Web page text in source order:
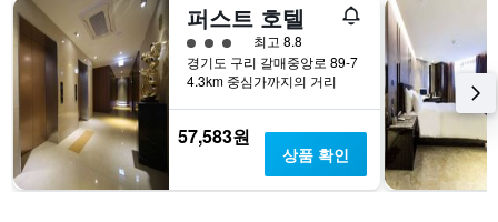
퍼스트 호텔
3​성급
최고 8.8
경기도 구리 갈매중앙로 89-7
4.3km 중심가까지의 거리
57,583원
상품 확인